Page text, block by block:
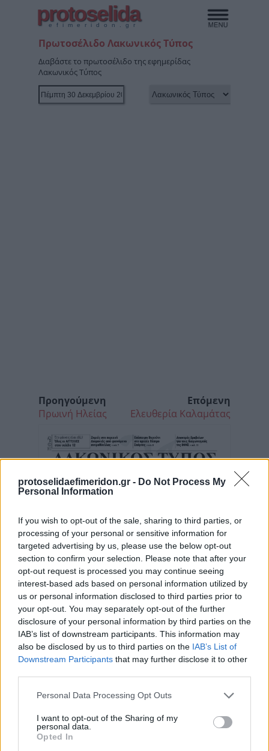
protoselidaefimeridon.gr - Do Not Process My
Personal Information
If you wish to opt-out of the sale, sharing to third parties, or
processing of your personal or sensitive information for
targeted advertising by us, please use the below opt-out
section to confirm your selection. Please note that after your
opt-out request is processed you may continue seeing
interest-based ads based on personal information utilized by
us or personal information disclosed to third parties prior to
your opt-out. You may separately opt-out of the further
disclosure of your personal information by third parties on the
IAB’s list of downstream participants. This information may
also be disclosed by us to third parties on the IAB’s List of
Downstream Participants that may further disclose it to other
Please note that this website/app uses one or more Google
not limited to your visit or usage behaviour. You may click to
grant or deny consent to Google and its third-party tags to
use your data for below specified purposes in below Google
Personal Data Processing Opt Outs
I want to opt-out of the Sharing of my
personal data.
Opted In
protoselida
efimeridon.gr
Πρωτοσέλιδο Λακωνικός Τύπος
Διαβάστε το πρωτοσέλιδο της εφημερίδας
Λακωνικός Τύπος
Προηγούμενη
Πρωινή Ηλείας
Επόμενη
Ελευθερία Καλαμάτας
Κοινοποιήστε